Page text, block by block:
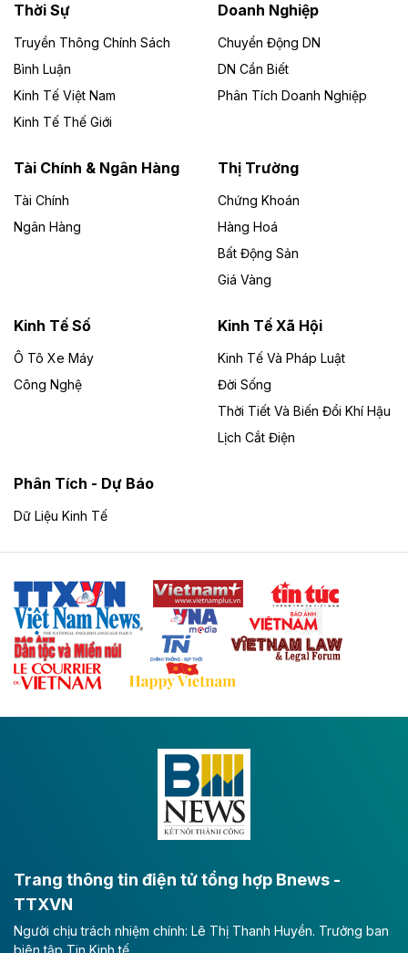
Dự án Nhà máy xử lý rác và phát điện Bắc Giang do
Công ty TNHH Năng lượng môi trường Bắc Giang làm
Theo vietnamfinance.vn
Đức Long Gia Lai mở rộng ‘hệ sinh thái’
Lai
Bốn doanh nghiệp có sự góp vốn của Công ty Cổ
phần Tập đoàn Đức Long Gia Lai (HoSE: DLG) được
Gia Lai với tổng vốn hơn 4.750 tỷ đồng.
Đồng Nai cho thuê gần 59 ha đất làm khu
công nghiệp ở Long Thành
UBND TP Đồng Nai cho Công ty Amata thuê gần 59 ha
đất để đầu tư khu công nghiệp công nghệ cao Long
Đề xuất hỗ trợ 20.000 tỷ đồng làm cao tốc
Thái Nguyên - Lạng Sơn
Thái Nguyên và các tỉnh trung du, miền núi phía Bắc
với hệ thống cửa khẩu quốc tế tại Lạng Sơn.
Theo baodautu.vn
Đề xuất đầu tư 11.500 tỷ đồng xây dựng cao
tốc CT.11 qua Ninh Bình
Đông A dài khoảng 25,1 km được kỳ vọng sẽ tạo động
lực phát triển kinh tế - xã hội khu vực phía Nam đồng
Long Thành
Tổng công ty Cảng hàng không Việt Nam - CTCP
(ACV) vừa lập kỷ lục mới về lợi nhuận trong quý
Thời Sự
Truyền Thông Chính Sách
Bình Luận
Kinh Tế Việt Nam
Kinh Tế Thế Giới
Doanh Nghiệp
Chuyển Động DN
DN Cần Biết
Phân Tích Doanh Nghiệp
Tài Chính & Ngân Hàng
Tài Chính
Ngân Hàng
Thị Trường
Chứng Khoán
Hàng Hoá
Bất Động Sản
Giá Vàng
Kinh Tế Số
Ô Tô Xe Máy
Công Nghệ
Kinh Tế Xã Hội
Kinh Tế Và Pháp Luật
Đời Sống
Thời Tiết Và Biến Đổi Khí Hậu
Lịch Cắt Điện
Phân Tích - Dự Báo
Dữ Liệu Kinh Tế
Trang thông tin điện tử tổng hợp Bnews -
TTXVN
Người chịu trách nhiệm chính: Lê Thị Thanh Huyền. Trưởng ban